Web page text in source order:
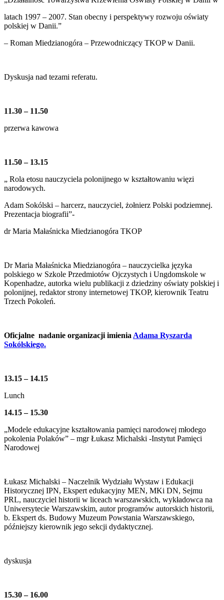
latach 1997 – 2007. Stan obecny i perspektywy rozwoju oświaty
polskiej w Danii.”
– Roman Miedzianogóra – Przewodniczący TKOP w Danii.
Dyskusja nad tezami referatu.
11.30 – 11.50
przerwa kawowa
11.50 – 13.15
„ Rola etosu nauczyciela polonijnego w kształtowaniu więzi
narodowych.
Adam Sokólski – harcerz, nauczyciel, żołnierz Polski podziemnej.
Prezentacja biografii”-
dr Maria Małaśnicka Miedzianogóra TKOP
Dr Maria Małaśnicka Miedzianogóra – nauczycielka języka
polskiego w Szkole Przedmiotów Ojczystych i Ungdomskole w
Kopenhadze, autorka wielu publikacji z dziedziny oświaty polskiej i
polonijnej, redaktor strony internetowej TKOP, kierownik Teatru
Trzech Pokoleń.
Oficjalne nadanie organizacji imienia Adama Ryszarda
Sokólskiego.
13.15 – 14.15
Lunch
14.15 – 15.30
„Modele edukacyjne kształtowania pamięci narodowej młodego
pokolenia Polaków” – mgr Łukasz Michalski -Instytut Pamięci
Narodowej
Łukasz Michalski – Naczelnik Wydziału Wystaw i Edukacji
Historycznej IPN, Ekspert edukacyjny MEN, MKi DN, Sejmu
PRL, nauczyciel historii w liceach warszawskich, wykładowca na
Uniwersytecie Warszawskim, autor programów autorskich historii,
b. Ekspert ds. Budowy Muzeum Powstania Warszawskiego,
późniejszy kierownik jego sekcji dydaktycznej.
dyskusja
15.30 – 16.00